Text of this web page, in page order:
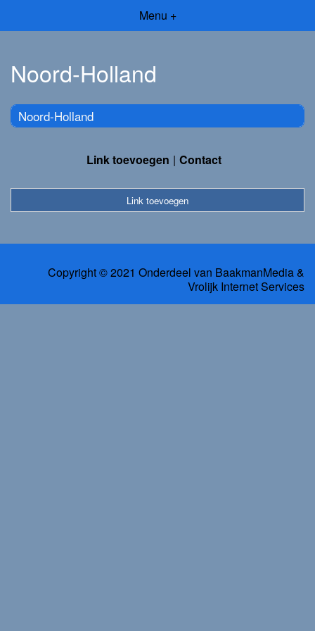
Menu +
Noord-Holland
Noord-Holland
Link toevoegen Contact
Link toevoegen
Copyright © 2021 Onderdeel van BaakmanMedia&
Vrolijk Internet Services